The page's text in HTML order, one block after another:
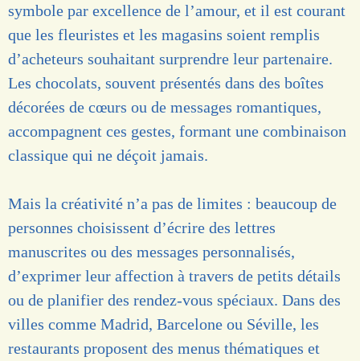
symbole par excellence de l’amour, et il est courant
que les fleuristes et les magasins soient remplis
d’acheteurs souhaitant surprendre leur partenaire.
Les chocolats, souvent présentés dans des boîtes
décorées de cœurs ou de messages romantiques,
accompagnent ces gestes, formant une combinaison
classique qui ne déçoit jamais.
Mais la créativité n’a pas de limites : beaucoup de
personnes choisissent d’écrire des lettres
manuscrites ou des messages personnalisés,
d’exprimer leur affection à travers de petits détails
ou de planifier des rendez-vous spéciaux. Dans des
villes comme Madrid, Barcelone ou Séville, les
restaurants proposent des menus thématiques et